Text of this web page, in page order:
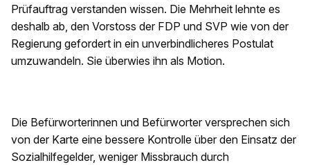
Prüfauftrag verstanden wissen. Die Mehrheit lehnte es
deshalb ab, den Vorstoss der FDP und SVP wie von der
Regierung gefordert in ein unverbindlicheres Postulat
umzuwandeln. Sie überwies ihn als Motion.
Die Befürworterinnen und Befürworter versprechen sich
von der Karte eine bessere Kontrolle über den Einsatz der
Sozialhilfegelder, weniger Missbrauch durch